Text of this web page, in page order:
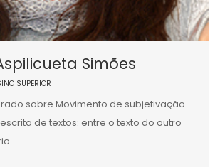
Simões
SUPERIOR
sobre Movimento de subjetivação
de textos: entre o texto do outro